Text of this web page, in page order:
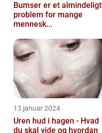
Bumser er et almindeligt
problem for mange
mennesk...
13 januar 2024
Uren hud i hagen - Hvad
du skal vide og hvordan